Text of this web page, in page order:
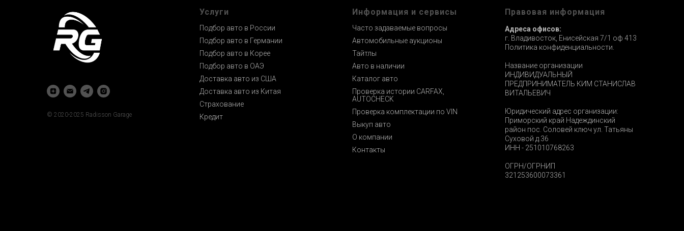
© 2020-2025 Radisson Garage
Услуги
Подбор авто в России
Подбор авто в Германии
Подбор авто в Корее
Подбор авто в ОАЭ
Доставка авто из США
Доставка авто из Китая
Страхование
Кредит
Информация и сервисы
Часто задаваемые вопросы
Автомобильные аукционы
Тайтлы
Авто в наличии
Каталог авто
Проверка истории CARFAX,
AUTOCHECK
Проверка комплектации по VIN
Выкуп авто
О компании
Контакты
Правовая информация
Адреса офисов:
г. Владивосток, Енисейская 7/1 оф 413
Политика конфиденциальности.
Название организации
ИНДИВИДУАЛЬНЫЙ
ПРЕДПРИНИМАТЕЛЬ КИМ СТАНИСЛАВ
ВИТАЛЬЕВИЧ
Юридический адрес организации:
Приморский край Надеждинский
район пос. Соловей ключ ул. Татьяны
Суховой д.36
ИНН - 251010768263
ОГРН/ОГРНИП
321253600073361